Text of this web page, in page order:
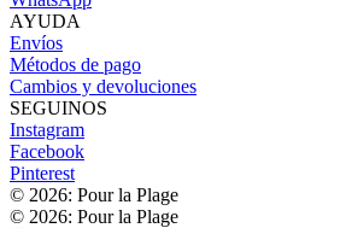
AYUDA
Envíos
Métodos de pago
Cambios y devoluciones
SEGUINOS
Instagram
Facebook
Pinterest
© 2026: Pour la Plage
© 2026: Pour la Plage